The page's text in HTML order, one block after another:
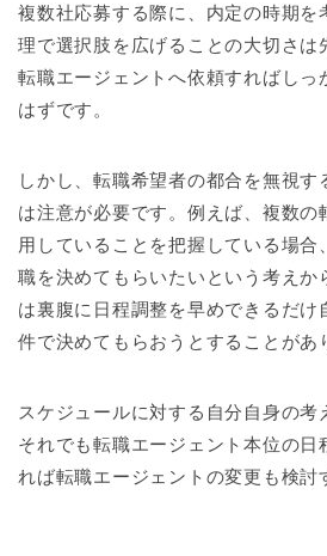
複数社応募する際に、内定の時期を
理で選択肢を広げることの大切さは
転職エージェントへ依頼すればしっ
はずです。
しかし、転職希望者の都合を無視す
は注意が必要です。例えば、複数の
用していることを把握している場合
職を決めてもらいたいという考えか
は裏腹に日程調整を早めできるだけ
件で決めてもらおうとすることがあ
スケジュールに対する自分自身の考
それでも転職エージェント本位の日
れば転職エージェントの変更も検討